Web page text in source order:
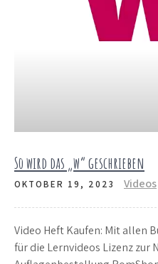
So wird das „w“ geschrieben
OKTOBER 19, 2023 Videos
Video Heft Kaufen: Mit allen
für die Lernvideos Lizenz zur